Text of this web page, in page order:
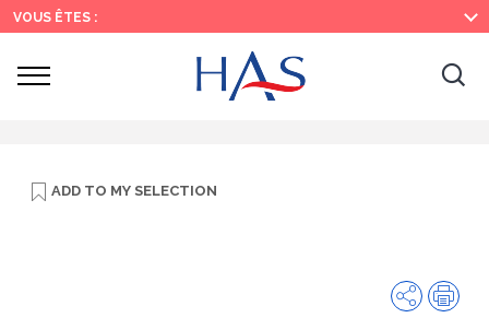
Search
Main
Menu
Main
Content
VOUS ÊTES :
Ouvrir
ADD TO MY SELECTION
Share